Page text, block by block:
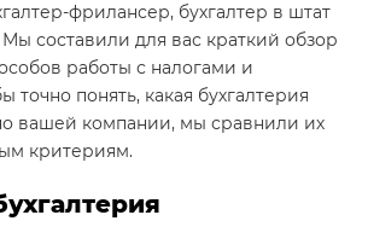
бизнеса
ключ»
ботов
фрилансер, бухгалтер в штат
Мы составили для вас краткий обзор
работы с налогами и
точно понять, какая бухгалтерия
вашей компании, мы сравнили их
критериям.